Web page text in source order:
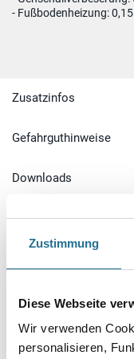
Zustimmung
Diese Webseite
Wir verwenden
personalisieren,
- Fußbodenheizung:
Zusatzinfos
Gefahrguthinweise
Downloads
Spezifikationen